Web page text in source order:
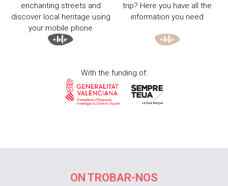
enchanting streets and
discover local heritage using
your mobile phone
trip? Here you have all the
information you need
With the funding of:
ON TROBAR-NOS